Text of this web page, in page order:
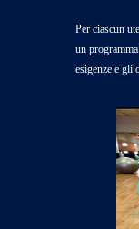
Per ciascun
un
esigenze e gli